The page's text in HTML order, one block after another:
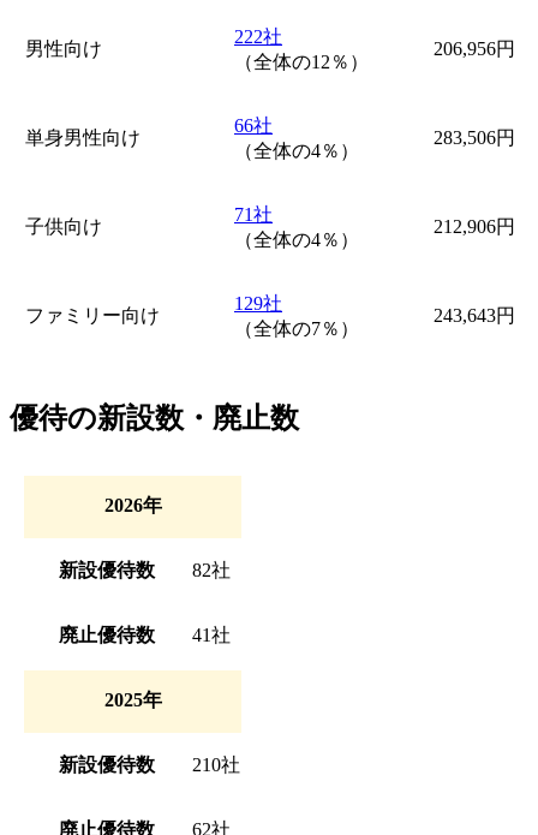
男性向け
222社
（全体の12％）
206,956円
単身男性向け
66社
（全体の4％）
283,506円
子供向け
71社
（全体の4％）
212,906円
ファミリー向け
129社
（全体の7％）
243,643円
優待の新設数・廃止数
2026年
新設優待数 82社
廃止優待数 41社
2025年
新設優待数 210社
廃止優待数 62社